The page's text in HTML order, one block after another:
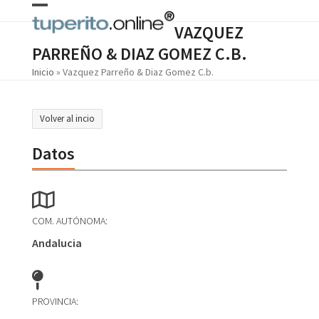
Open
mobile
menu
Close
mobile
menu
VAZQUEZ
PARREÑO & DIAZ GOMEZ C.B.
Inicio » Vazquez Parreño & Diaz Gomez C.b.
Volver al incio
Datos
COM. AUTÓNOMA:
Andalucia
PROVINCIA: